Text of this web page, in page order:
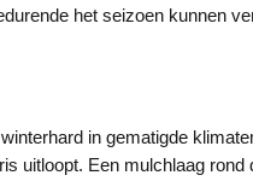
het seizoen kunnen
winterhard in gematigde
uitloopt. Een mulchlaag